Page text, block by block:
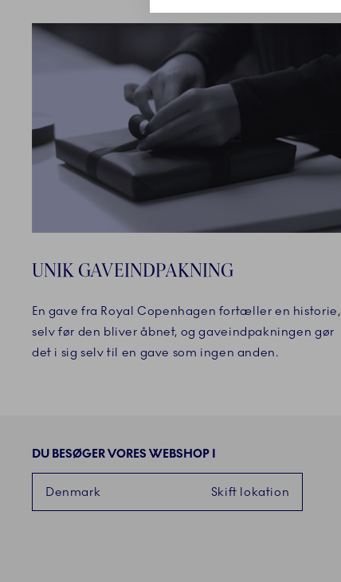
UNIK GAVEINDPAKNING
En gave fra Royal Copenhagen fortæller en historie,
selv før den bliver åbnet, og gaveindpakningen gør
det i sig selv til en gave som ingen anden.
DU BESØGER VORES WEBSHOP I
Denmark Skift lokation